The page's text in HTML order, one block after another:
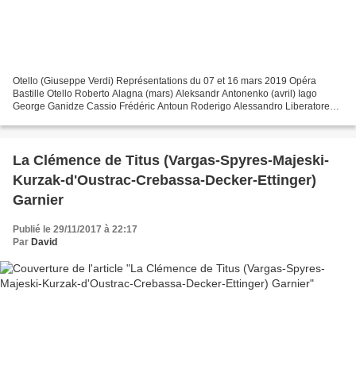
Otello (Giuseppe Verdi) Représentations du 07 et 16 mars 2019 Opéra
Bastille Otello Roberto Alagna (mars) Aleksandr Antonenko (avril) Iago
George Ganidze Cassio Frédéric Antoun Roderigo Alessandro Liberatore
La Clémence de Titus (Vargas-Spyres-Majeski-
Kurzak-d'Oustrac-Crebassa-Decker-Ettinger)
Garnier
Publié le 29/11/2017 à 22:17
Par David